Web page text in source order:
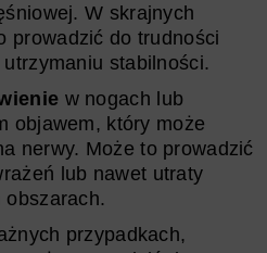
W skrajnych
prowadzić do trudności
stabilności.
w nogach lub
objawem, który może
nerwy. Może to prowadzić
lub nawet utraty
obszarach.
przypadkach,